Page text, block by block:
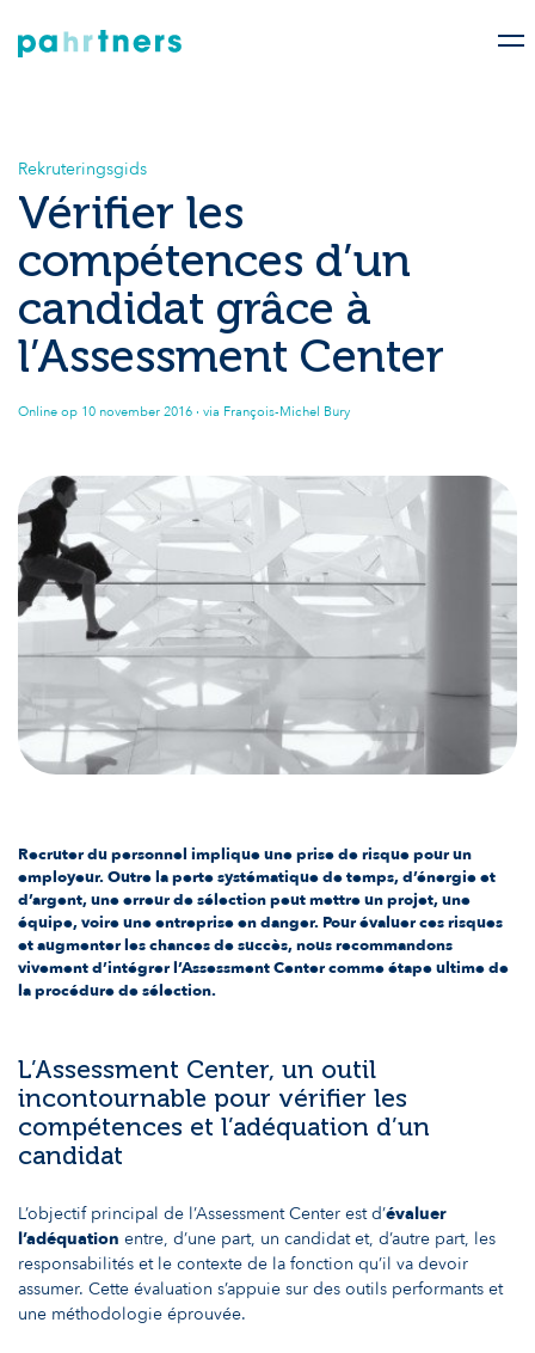
Rekruteringsgids
Vérifier les
compétences d’un
candidat grâce à
l’Assessment Center
Online op 10 november 2016 · via François-Michel Bury
Recruter du personnel implique une prise de risque pour un
employeur. Outre la perte systématique de temps, d’énergie et
d’argent, une erreur de sélection peut mettre un projet, une
équipe, voire une entreprise en danger. Pour évaluer ces risques
et augmenter les chances de succès, nous recommandons
vivement d’intégrer l’Assessment Center comme étape ultime de
la procédure de sélection.
L’Assessment Center, un outil
incontournable pour vérifier les
compétences et l’adéquation d’un
candidat
L’objectif principal de l’Assessment Center est d’évaluer
l’adéquation entre, d’une part, un candidat et, d’autre part, les
responsabilités et le contexte de la fonction qu’il va devoir
assumer. Cette évaluation s’appuie sur des outils performants et
une méthodologie éprouvée.